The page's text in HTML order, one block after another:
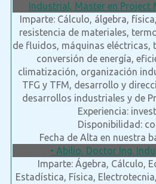
Industrial, Master en Project
Imparte: Cálculo, álgebra,
resistencia de materiales,
de fluidos, máquinas eléctricas,
conversión de energía,
climatización, organización
TFG y TFM, desarrollo y
desarrollos industriales y de
Experiencia:
Disponibilidad:
Fecha de Alta en nuestra
• Abilio, Doctor Ing.
Imparte: Ágebra, Cálculo,
Estadística, Física,